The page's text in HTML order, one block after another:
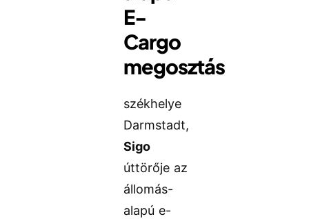
E-
Cargo
megosztás
székhelye
Darmstadt,
Sigo
úttörője az
állomás-
alapú e-